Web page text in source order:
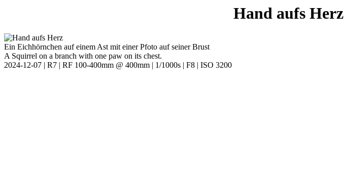
Hand aufs Herz
Ein Eichhörnchen auf einem Ast mit einer Pfoto auf seiner Brust
A Squirrel on a branch with one paw on its chest.
2024-12-07 | R7 | RF 100-400mm @ 400mm | 1/1000s | F8 | ISO 3200